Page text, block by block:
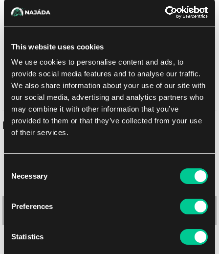
This website uses cookies
We use cookies to personalise content and ads, to
provide social media features and to analyse our traffic.
We also share information about your use of our site with
our social media, advertising and analytics partners who
may combine it with other information that you’ve
provided to them or that they’ve collected from your use
of their services.
Selection
Necessary
Preferences
Statistics
Dodaj do listy zakupów
Metody dostawy
UPS
14.08.2026
Odbiór osobisty w sklepie Brno 11.08.2026
Odbiór osobisty w sklepie Brno 11.08.2026
Podobne produkty